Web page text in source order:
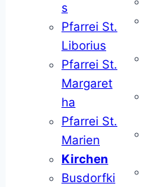
s
Pfarrei St.
Liborius
Pfarrei St.
Margaret
ha
Pfarrei St.
Marien
Kirchen
Busdorfki